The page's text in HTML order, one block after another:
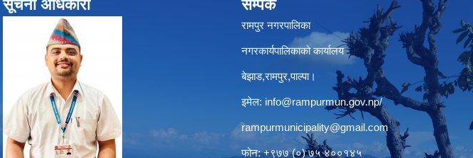
सूचना अधिकारी सम्पर्क
रामपुर नगरपालिका
नगरकार्यपालिकाको कार्यालय
बेझाड,रामपुर,पाल्पा।
इमेल: info@rampurmun.gov.np/
rampurmunicipality@gmail.com
फोन: +९७७ (०) ७५ ४००१४५